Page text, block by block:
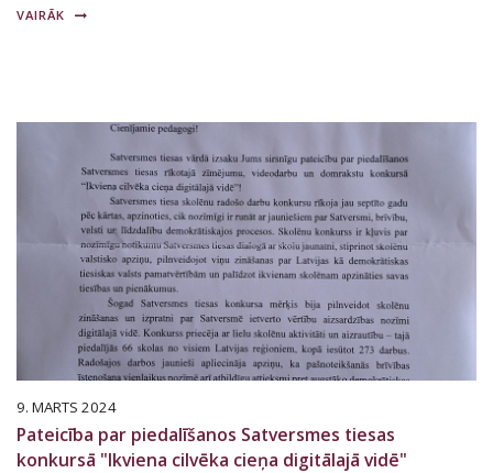
VAIRĀK
9. MARTS 2024
Pateicība par piedalīšanos Satversmes tiesas
konkursā "Ikviena cilvēka cieņa digitālajā vidē"